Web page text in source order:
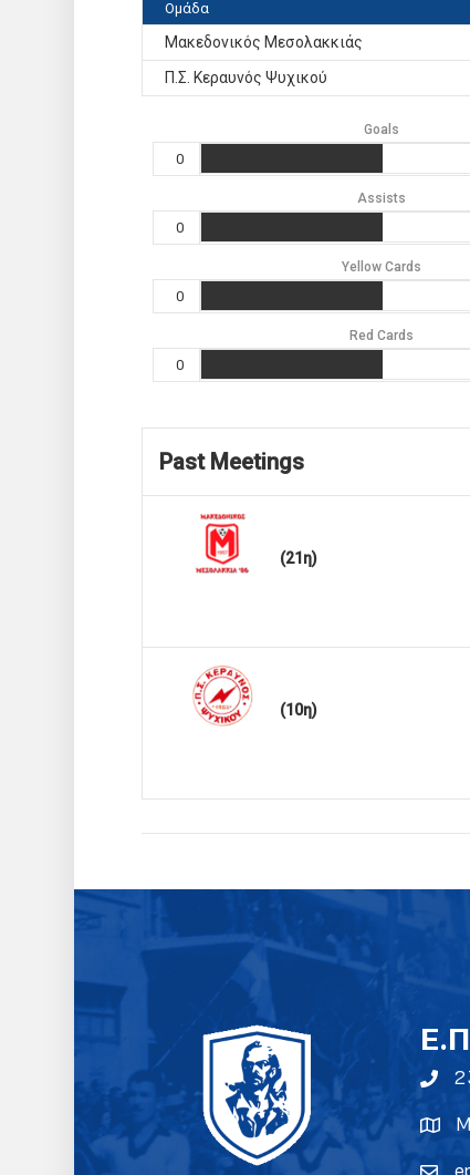
Ομάδα
Μακεδονικός Μεσολακκιάς
Π.Σ. Κεραυνός Ψυχικού
Goals
0
Assists
0
Yellow Cards
0
Red Cards
0
Past Meetings
(21η)
(10η)